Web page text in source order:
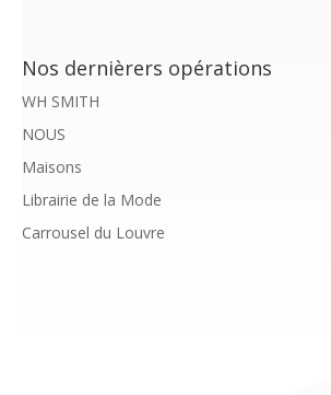
Nos dernièrers opérations
WH SMITH
NOUS
Maisons
Librairie de la Mode
Carrousel du Louvre